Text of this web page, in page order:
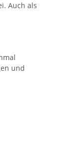
Auch als
und